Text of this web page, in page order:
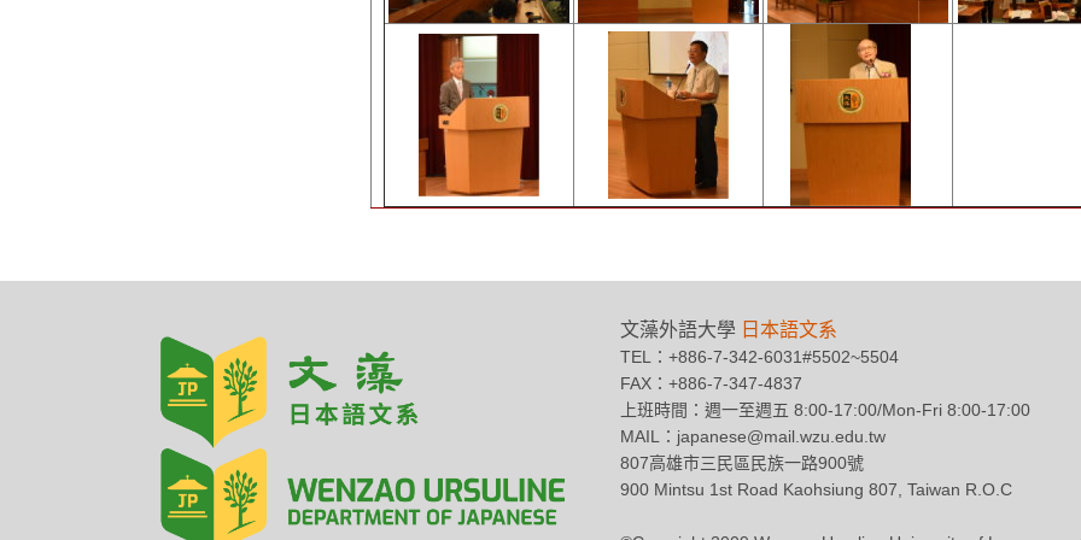
文藻外語大學 日本語文系
TEL：+886-7-342-6031#5502~5504
FAX：+886-7-347-4837
上班時間：週一至週五 8:00-17:00/Mon-Fri 8:00-17:00
MAIL：japanese@mail.wzu.edu.tw
807高雄市三民區民族一路900號
900 Mintsu 1st Road Kaohsiung 807, Taiwan R.O.C